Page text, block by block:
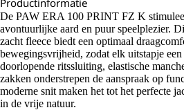
Productinformatie
De PAW ERA 100 PRINT FZ K
avontuurlijke aard en puur speelplezier.
zacht fleece biedt een optimaal
bewegingsvrijheid, zodat elk uitstapje
doorlopende ritssluiting, elastische
zakken onderstrepen de aanspraak op
moderne snit maken het tot het perfecte
in de vrije natuur.